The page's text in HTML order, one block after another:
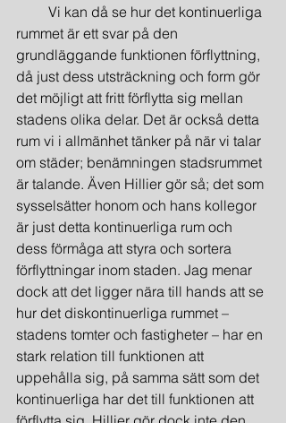
Vi kan då se hur det kontinuerliga
rummet är ett svar på den
grundläggande funktionen förflyttning,
då just dess utsträckning och form gör
det möjligt att fritt förflytta sig mellan
stadens olika delar. Det är också detta
rum vi i allmänhet tänker på när vi talar
om städer; benämningen stadsrummet
är talande. Även Hillier gör så; det som
sysselsätter honom och hans kollegor
är just detta kontinuerliga rum och
dess förmåga att styra och sortera
förflyttningar inom staden. Jag menar
dock att det ligger nära till hands att se
hur det diskontinuerliga rummet –
stadens tomter och fastigheter – har en
stark relation till funktionen att
uppehålla sig, på samma sätt som det
kontinuerliga har det till funktionen att